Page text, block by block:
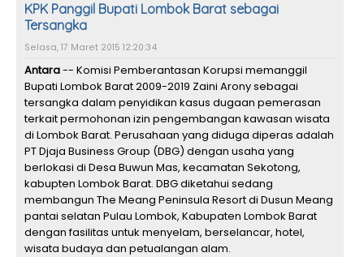
KPK Panggil Bupati Lombok Barat sebagai
Tersangka
Selasa, 17 Maret 2015 12:20:34
Antara-- Komisi Pemberantasan Korupsi memanggil
Bupati Lombok Barat 2009-2019 Zaini Arony sebagai
tersangka dalam penyidikan kasus dugaan pemerasan
terkait permohonan izin pengembangan kawasan wisata
di Lombok Barat. Perusahaan yang diduga diperas adalah
PT Djaja Business Group (DBG) dengan usaha yang
berlokasi di Desa Buwun Mas, kecamatan Sekotong,
kabupten Lombok Barat. DBG diketahui sedang
membangun The Meang Peninsula Resort di Dusun Meang
pantai selatan Pulau Lombok, Kabupaten Lombok Barat
dengan fasilitas untuk menyelam, berselancar, hotel,
wisata budaya dan petualangan alam.